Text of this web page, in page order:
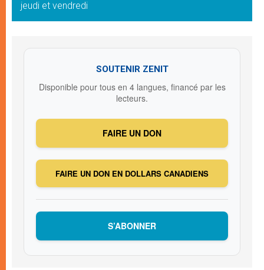
jeudi et vendredi
SOUTENIR ZENIT
Disponible pour tous en 4 langues, financé par les
lecteurs.
FAIRE UN DON
FAIRE UN DON EN DOLLARS CANADIENS
S’ABONNER